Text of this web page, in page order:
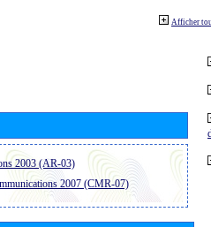
Afficher
2003 (AR-03)
2007 (CMR-07)